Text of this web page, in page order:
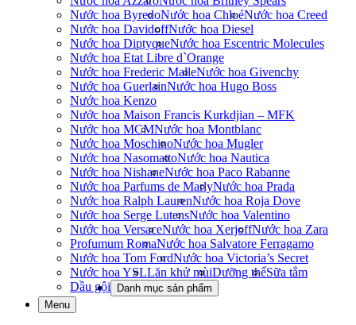
Nước hoa ByredoNước hoa ChloéNước hoa Creed
Nước hoa DavidoffNước hoa Diesel
Nước hoa DiptyqueNước hoa Escentric Molecules
Nước hoa Etat Libre d`Orange
Nước hoa Frederic MalleNước hoa Givenchy
Nước hoa GuerlainNước hoa Hugo Boss
Nước hoa Kenzo
Nước hoa Maison Francis Kurkdjian – MFK
Nước hoa MCMNước hoa Montblanc
Nước hoa MoschinoNước hoa Mugler
Nước hoa NasomattoNước hoa Nautica
Nước hoa NishaneNước hoa Paco Rabanne
Nước hoa Parfums de MarlyNước hoa Prada
Nước hoa Ralph LaurenNước hoa Roja Dove
Nước hoa Serge LutensNước hoa Valentino
Nước hoa VersaceNước hoa XerjoffNước hoa Zara
Profumum RomaNước hoa Salvatore Ferragamo
Nước hoa Tom FordNước hoa Victoria’s Secret
Nước hoa YSLLăn khử mùiDưỡng thểSữa tắm
Dầu gội
Danh mục sản phẩm
Menu